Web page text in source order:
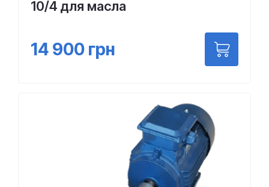
10/4 для масла
14 900 грн